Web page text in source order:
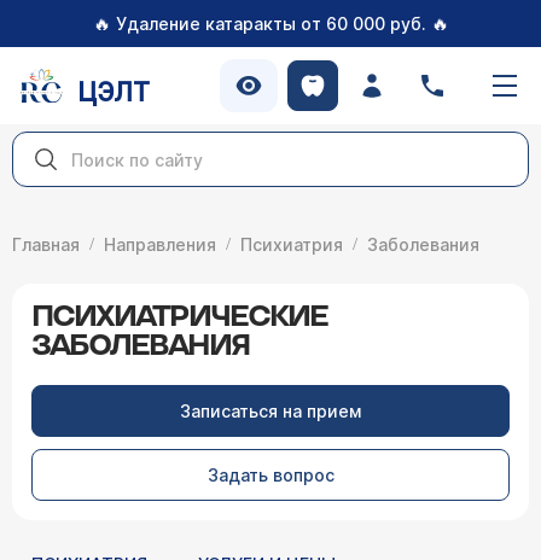
🔥 Удаление катаракты от 60 000 руб. 🔥
ЦЭЛТ
Главная Направления Психиатрия Заболевания
ПСИХИАТРИЧЕСКИЕ
ЗАБОЛЕВАНИЯ
Записаться на прием
Задать вопрос